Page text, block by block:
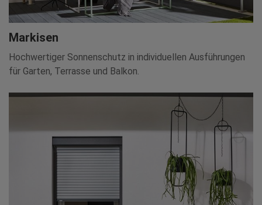
Markisen
Hochwertiger Sonnenschutz in individuellen Ausführungen
für Garten, Terrasse und Balkon.